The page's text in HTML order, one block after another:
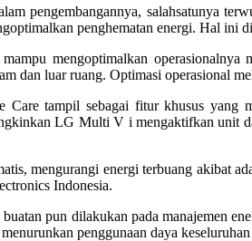
pengembangannya, salahsatunya
penghematan energi. Hal ini
mengoptimalkan operasionalnya
dan luar ruang. Optimasi operasional
Care tampil sebagai fitur khusus yang
LG Multi V i mengaktifkan unit
mengurangi energi terbuang akibat
Indonesia.
buatan pun dilakukan pada manajemen
penggunaan daya